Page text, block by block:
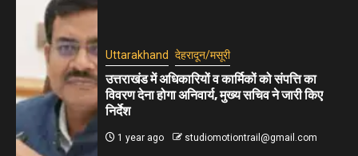
Uttarakhand देहरादून/मसूरी
उत्तराखंड में अधिकारियों व कार्मिकों को संपत्ति का
विवरण देना होगा अनिवार्य, मुख्य सचिव ने जारी किए
निर्देश
1 year ago studiomotiontrail@gmail.com